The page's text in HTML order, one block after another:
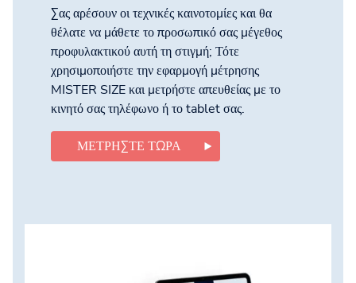
Σας αρέσουν οι τεχνικές καινοτομίες και θα
θέλατε να μάθετε το προσωπικό σας μέγεθος
προφυλακτικού αυτή τη στιγμή; Τότε
χρησιμοποιήστε την εφαρμογή μέτρησης
MISTER SIZE και μετρήστε απευθείας με το
κινητό σας τηλέφωνο ή το tablet σας.
ΜΕΤΡΉΣΤΕ ΤΏΡΑ